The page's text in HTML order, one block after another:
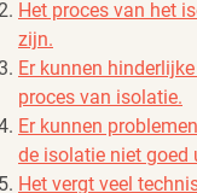
Het proces van het
zijn.
Er kunnen
proces van isolatie.
Er kunnen
de isolatie niet goed
Het vergt veel